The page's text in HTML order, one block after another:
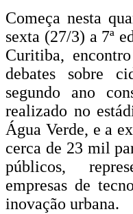
Começa nesta
sexta (27/3) a 7ª
Curitiba,
debates sobre
segundo ano
realizado no
Água Verde, e a
cerca de 23 mil
públicos,
empresas de
inovação urbana.